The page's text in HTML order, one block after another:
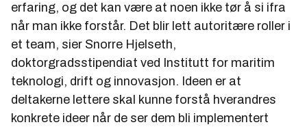
erfaring, og det kan være at noen ikke tør å si ifra
når man ikke forstår. Det blir lett autoritære roller i
et team, sier Snorre Hjelseth,
doktorgradsstipendiat ved Institutt for maritim
teknologi, drift og innovasjon. Ideen er at
deltakerne lettere skal kunne forstå hverandres
konkrete ideer når de ser dem bli implementert